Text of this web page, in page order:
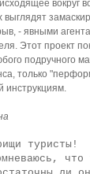
вокруг
выглядят
- явными
Этот проект
подручного
только
инструкциям.
туристы!
что